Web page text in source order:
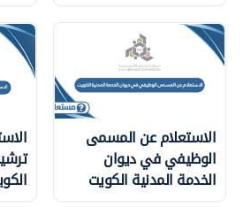
الاستعلام عن المسمى
الوظيفي في ديوان
الخدمة المدنية الكويت